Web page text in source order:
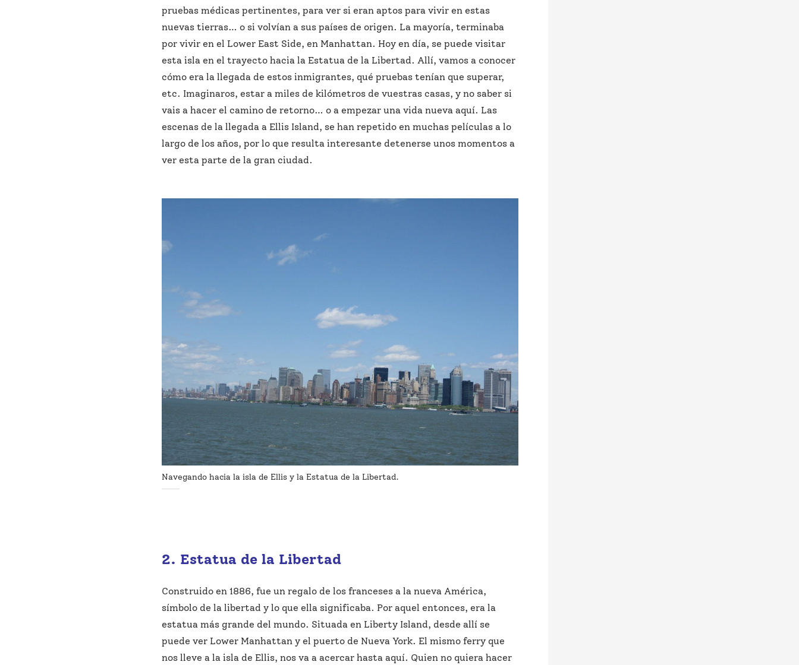
pruebas médicas pertinentes, para ver si eran aptos para vivir en estas
nuevas tierras… o si volvían a sus países de origen. La mayoría, terminaba
por vivir en el Lower East Side, en Manhattan. Hoy en día, se puede visitar
esta isla en el trayecto hacia la Estatua de la Libertad. Allí, vamos a conocer
cómo era la llegada de estos inmigrantes, qué pruebas tenían que superar,
etc. Imaginaros, estar a miles de kilómetros de vuestras casas, y no saber si
vais a hacer el camino de retorno… o a empezar una vida nueva aquí. Las
escenas de la llegada a Ellis Island, se han repetido en muchas películas a lo
largo de los años, por lo que resulta interesante detenerse unos momentos a
ver esta parte de la gran ciudad.
Navegando hacia la isla de Ellis y la Estatua de la Libertad.
2. Estatua de la Libertad
Construido en 1886, fue un regalo de los franceses a la nueva América,
símbolo de la libertad y lo que ella significaba. Por aquel entonces, era la
estatua más grande del mundo. Situada en Liberty Island, desde allí se
puede ver Lower Manhattan y el puerto de Nueva York. El mismo ferry que
nos lleve a la isla de Ellis, nos va a acercar hasta aquí. Quien no quiera hacer